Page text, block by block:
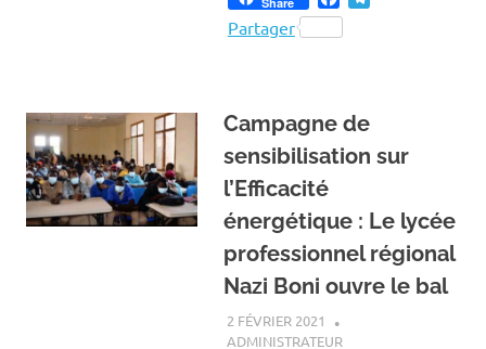
Partager
Campagne de
sensibilisation sur
l’Efficacité
énergétique : Le lycée
professionnel régional
Nazi Boni ouvre le bal
2 FÉVRIER 2021
ADMINISTRATEURA LA UNE